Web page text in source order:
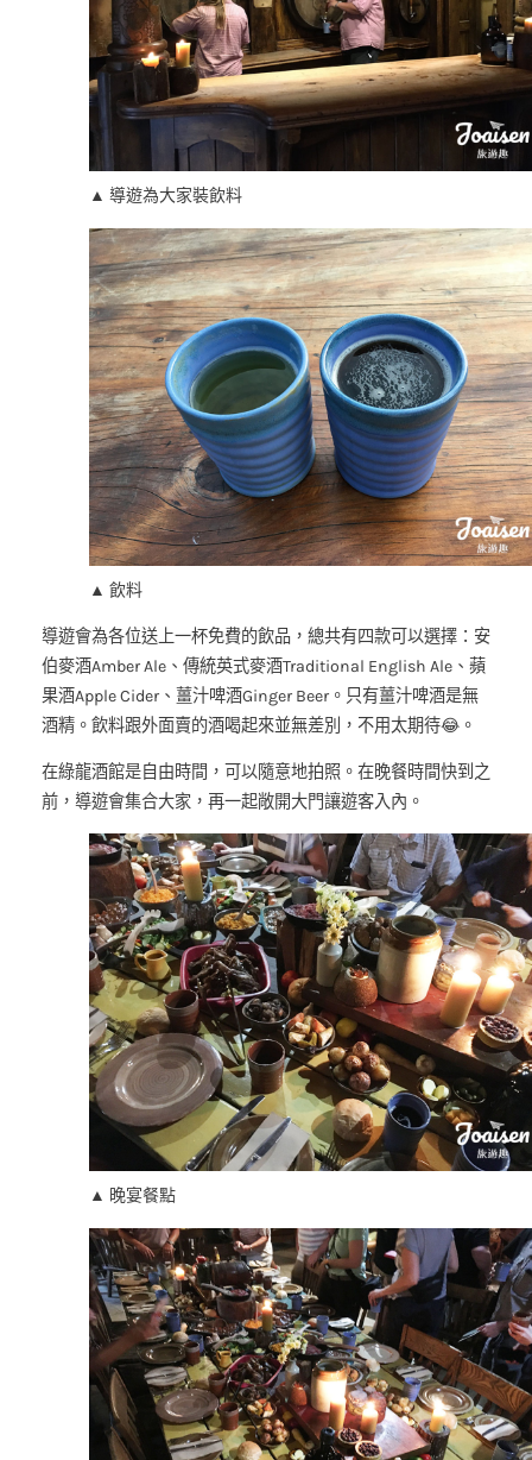
▲ 導遊為大家裝飲料
▲ 飲料
導遊會為各位送上一杯免費的飲品，總共有四款可以選擇：安
伯麥酒Amber Ale、傳統英式麥酒Traditional English Ale、蘋
果酒Apple Cider、薑汁啤酒Ginger Beer。只有薑汁啤酒是無
酒精。飲料跟外面賣的酒喝起來並無差別，不用太期待😂。
在綠龍酒館是自由時間，可以隨意地拍照。在晚餐時間快到之
前，導遊會集合大家，再一起敞開大門讓遊客入內。
▲ 晚宴餐點